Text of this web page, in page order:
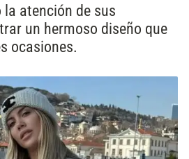
atención de sus
un hermoso diseño que
ocasiones.